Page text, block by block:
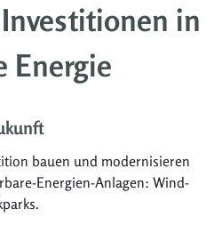
in
Energie
bauen und modernisieren
Energien-Anlagen: Wind-